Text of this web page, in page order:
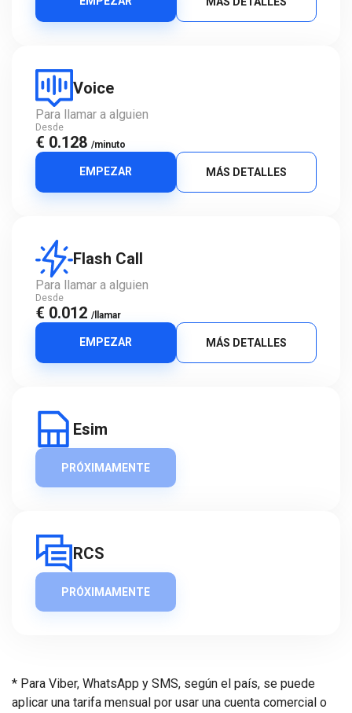
Voice
Para llamar a alguien
Desde
€ 0.128 /minuto
EMPEZAR MÁS DETALLES
Flash Call
Para llamar a alguien
Desde
€ 0.012 /llamar
EMPEZAR MÁS DETALLES
Esim
PRÓXIMAMENTE
RCS
PRÓXIMAMENTE
* Para Viber, WhatsApp y SMS, según el país, se puede
aplicar una tarifa mensual por usar una cuenta comercial o